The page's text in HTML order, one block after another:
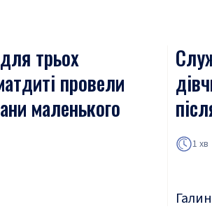
трьох
провели
маленького
1 хв